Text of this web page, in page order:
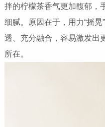
拌的柠檬茶香气更加馥郁，
细腻。原因在于，用力“摇
透、充分融合，容易激发出
所在。